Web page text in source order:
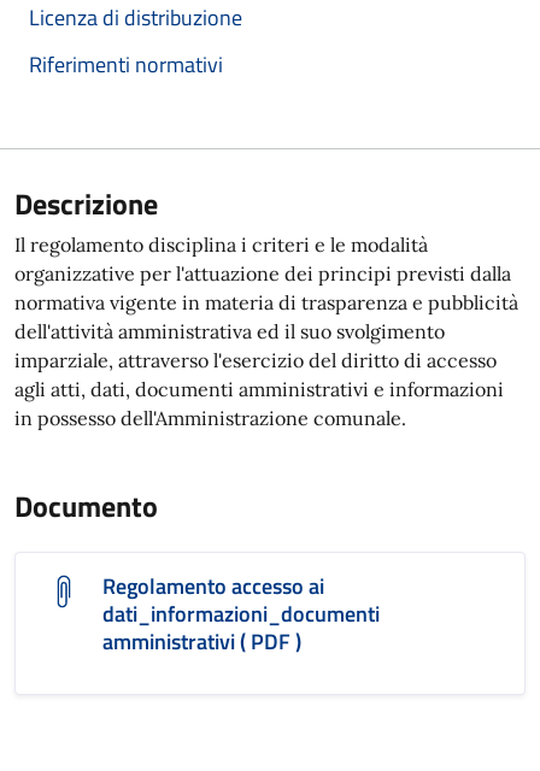
Licenza di distribuzione
Riferimenti normativi
Descrizione
Il regolamento disciplina i criteri e le modalità
organizzative per l'attuazione dei principi previsti dalla
normativa vigente in materia di trasparenza e pubblicità
dell'attività amministrativa ed il suo svolgimento
imparziale, attraverso l'esercizio del diritto di accesso
agli atti, dati, documenti amministrativi e informazioni
in possesso dell'Amministrazione comunale.
Documento
Regolamento accesso ai
dati_informazioni_documenti
amministrativi ( PDF )